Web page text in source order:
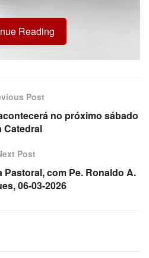
ao trabalho já desenvolvido
Reading
Post
no próximo sábado
Catedral
Post
Pastoral, com Pe. Ronaldo A.
06-03-2026